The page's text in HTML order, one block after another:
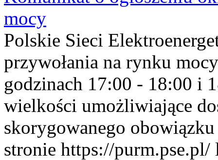
mocy
Polskie Sieci
przywołania na rynku
godzinach 17:00 - 18:00 i
wielkości umożliwiające
skorygowanego
stronie https://